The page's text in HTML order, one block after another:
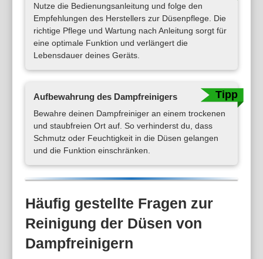
Nutze die Bedienungsanleitung und folge den
Empfehlungen des Herstellers zur Düsenpflege. Die
richtige Pflege und Wartung nach Anleitung sorgt für
eine optimale Funktion und verlängert die
Lebensdauer deines Geräts.
Aufbewahrung des Dampfreinigers
Bewahre deinen Dampfreiniger an einem trockenen
und staubfreien Ort auf. So verhinderst du, dass
Schmutz oder Feuchtigkeit in die Düsen gelangen
und die Funktion einschränken.
Häufig gestellte Fragen zur
Reinigung der Düsen von
Dampfreinigern